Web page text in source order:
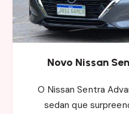
Novo Nissan
O Nissan Sentra
sedan que